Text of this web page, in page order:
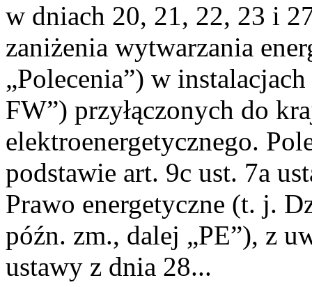
w dniach 20, 21, 22, 23 i
zaniżenia wytwarzania
„Polecenia”) w
FW”) przyłączonych do
elektroenergetycznego.
podstawie art. 9c ust. 7a
Prawo energetyczne (t. j.
późn. zm., dalej „PE”), z
ustawy z dnia 28...